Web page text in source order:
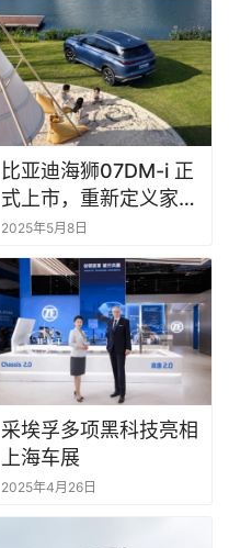
比亚迪海狮07DM-i 正
式上市，重新定义家用
SUV新标杆！
2025年5月8日
采埃孚多项黑科技亮相
上海车展
2025年4月26日